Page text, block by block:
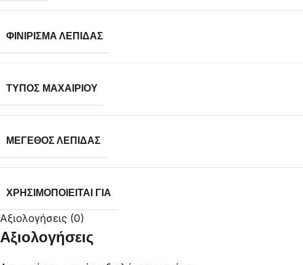
ΦΙΝΊΡΙΣΜΑ ΛΕΠΊΔΑΣ
ΤΎΠΟΣ ΜΑΧΑΙΡΙΟΎ
ΜΈΓΕΘΟΣ ΛΕΠΊΔΑΣ
ΧΡΗΣΙΜΟΠΟΙΕΊΤΑΙ ΓΙΑ
Αξιολογήσεις (0)
Αξιολογήσεις